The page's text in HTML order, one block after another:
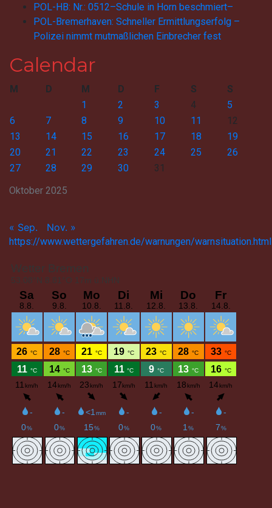
POL-HB: Nr.: 0512–Schule in Horn beschmiert–
POL-Bremerhaven: Schneller Ermittlungserfolg –
Polizei nimmt mutmaßlichen Einbrecher fest
Calendar
Oktober 2025
M D M D F S
S
1
2 3 4
5
6
7 8 9 10 11
12
13
14 15 16 17 18
19
20
21 22 23 24 25
26
27
28 29 30 31
« Sep. Nov. »
https://www.wettergefahren.de/warnungen/warnsituation.html